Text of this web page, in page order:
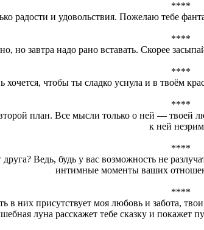
****
радости и удовольствия. Пожелаю тебе
****
но завтра надо рано вставать. Скорее
****
чтобы ты сладко уснула и в твоём
****
план. Все мысли только о ней —
к ней
****
Ведь, будь у вас возможность не
интимные моменты ваших
****
них присутствует моя любовь и забота,
луна расскажет тебе сказку и покажет